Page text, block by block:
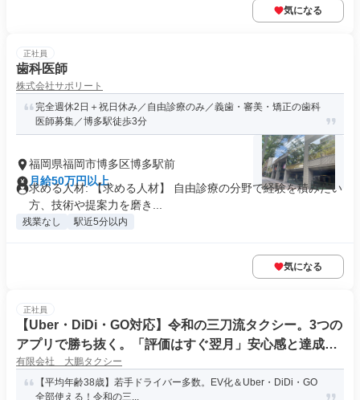
気になる
正社員
歯科医師
株式会社サポリート
完全週休2日＋祝日休み／自由診療のみ／義歯・審美・矯正の歯科
医師募集／博多駅徒歩3分
福岡県福岡市博多区博多駅前
月給50万円以上
求める人材: 【求める人材】 自由診療の分野で経験を積みたい
方、技術や提案力を磨き...
残業なし 駅近5分以内
気になる
正社員
【Uber・DiDi・GO対応】令和の三刀流タクシー。3つの
アプリで勝ち抜く。「評価はすぐ翌月」安心感と達成
感。
有限会社 大鵬タクシー
【平均年齢38歳】若手ドライバー多数。EV化＆Uber・DiDi・GO
全部使える！令和の三...